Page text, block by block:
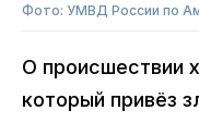
Фото: УМВД России по
О происшествии
который привёз